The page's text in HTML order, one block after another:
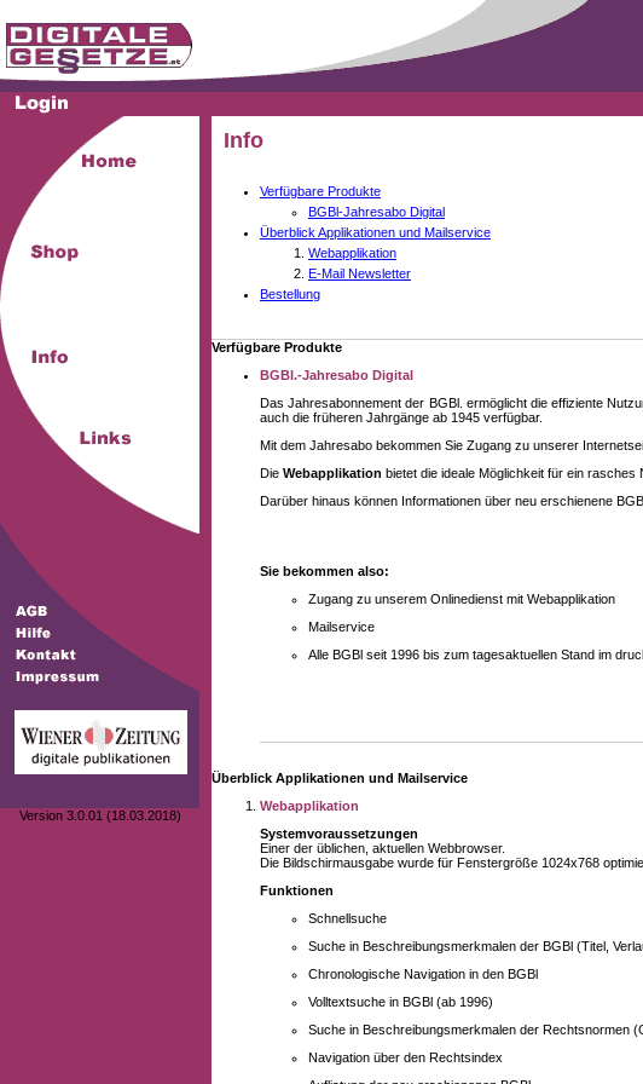
Version 3.0.01 (18.03.2018)
Info
Verfügbare Produkte
BGBl-Jahresabo Digital
Überblick Applikationen und Mailservice
Webapplikation
E-Mail Newsletter
Bestellung
Verfügbare Produkte
BGBl.-Jahresabo Digital
Das Jahresabonnement der BGBl. ermöglicht die effiziente
auch die früheren Jahrgänge ab 1945 verfügbar.
Mit dem Jahresabo bekommen Sie Zugang zu unserer
Die Webapplikation bietet die ideale Möglichkeit für ein
Darüber hinaus können Informationen über neu erschienene
Sie bekommen also:
Zugang zu unserem Onlinedienst mit Webapplikation
Mailservice
Alle BGBl seit 1996 bis zum tagesaktuellen Stand im
Überblick Applikationen und Mailservice
Webapplikation
Systemvoraussetzungen
Einer der üblichen, aktuellen Webbrowser.
Die Bildschirmausgabe wurde für Fenstergröße 1024x768
Funktionen
Schnellsuche
Suche in Beschreibungsmerkmalen der BGBl (Titel,
Chronologische Navigation in den BGBl
Volltextsuche in BGBl (ab 1996)
Suche in Beschreibungsmerkmalen der Rechtsnormen
Navigation über den Rechtsindex